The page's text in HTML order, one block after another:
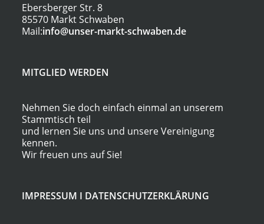
Ebersberger Str. 8
85570 Markt Schwaben
Mail:info@unser-markt-schwaben.de
MITGLIED WERDEN
Nehmen Sie doch einfach einmal an unserem
Stammtisch teil
und lernen Sie uns und unsere Vereinigung
kennen.
Wir freuen uns auf Sie!
IMPRESSUM I DATENSCHUTZERKLÄRUNG